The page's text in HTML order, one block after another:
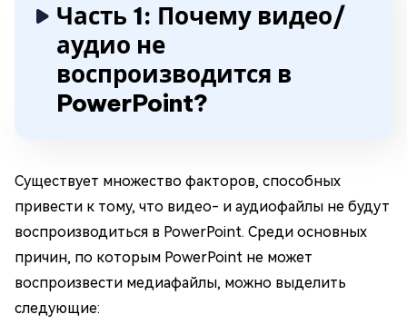
Часть 1: Почему видео/
аудио не
воспроизводится в
PowerPoint?
Существует множество факторов, способных
привести к тому, что видео- и аудиофайлы не будут
воспроизводиться в PowerPoint. Среди основных
причин, по которым PowerPoint не может
воспроизвести медиафайлы, можно выделить
следующие: